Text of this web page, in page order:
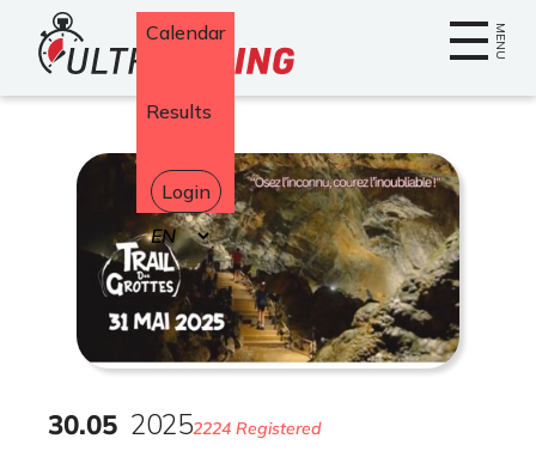
Home MENU
Calendar
Results
Login
Select
your
language
30.05 20252224 Registered